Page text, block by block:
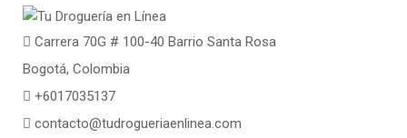
Carrera 70G # 100-40 Barrio Santa Rosa
Bogotá, Colombia
+6017035137
contacto@tudrogueriaenlinea.com